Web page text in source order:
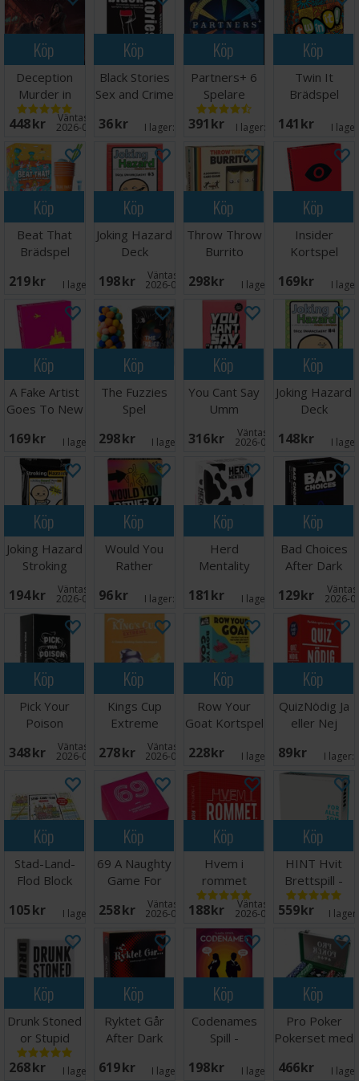
Köp
Deception
Murder in
Hong Kong
Brädspel
448 SEK Väntas in:
2026-09-30
Köp
Black Stories
Sex and Crime
36 SEK I lager:
Köp
Partners+ 6
Spelare
Brädspel
391 SEK I lager: 20+
Köp
Twin It
Brädspel
141 SEK I
Köp
Beat That
Brädspel
219 SEK I lager:
Köp
Joking Hazard
Deck
Enhancement
3 Exp
198 SEK Väntas in:
2026-08-27
Köp
Throw Throw
Burrito
298 SEK I lager:
Köp
Insider
Kortspel
169 SEK I
Köp
A Fake Artist
Goes To New
169 SEK I lager: 7
Köp
The Fuzzies
Spel
298 SEK I lager: 1
Köp
You Cant Say
Umm
Partyspel
316 SEK Väntas in:
2026-08-27
Köp
Joking Hazard
Deck
4 Exp
148 SEK I
Köp
Joking Hazard
Stroking
Hazard
Expansion
194 SEK Väntas in:
2026-09-30
Köp
Would You
Rather
96 SEK I lager:
Köp
Herd
Mentality
Reseutgåva
181 SEK I lager:
Köp
Bad Choices
After Dark
Partyspel
129 SEK 2026-
Köp
Pick Your
Poison
Partyspel
348 SEK Väntas in:
2026-08-24
Köp
Kings Cup
Extreme
Partyspel
278 SEK Väntas in:
2026-09-30
Köp
Row Your
Goat Kortspel
228 SEK I lager: 5
Köp
QuizNödig Ja
eller Nej
89 SEK I lager:
Köp
Stad-Land-
Flod Block
105 SEK I lager: 1
Köp
69 A Naughty
Game For
Couples
Brädspel
258 SEK Väntas in:
2026-08-27
Köp
Hvem i
rommet
Kortspill
188 SEK Väntas in:
2026-08-27
Köp
HINT Hvit
Brettspill -
Norsk utgave
559 SEK I
Köp
Drunk Stoned
or Stupid
Kortspel
268 SEK I lager: 2
Köp
Ryktet Går
After Dark
Brettspill
619 SEK I lager:
Köp
Codenames
Spill -
198 SEK I lager: 7
Köp
Pro Poker
Pokerset med
466 SEK I